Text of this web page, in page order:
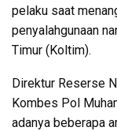
pelaku saat
penyalahgunaan
Timur (Koltim).
Direktur Reserse
Kombes Pol
adanya beberapa